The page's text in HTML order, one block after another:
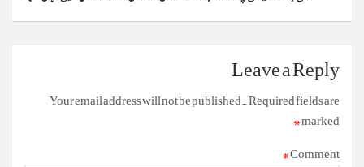
Leave a Reply
Your email address will not be published. Required fields are
marked
*
Comment
*